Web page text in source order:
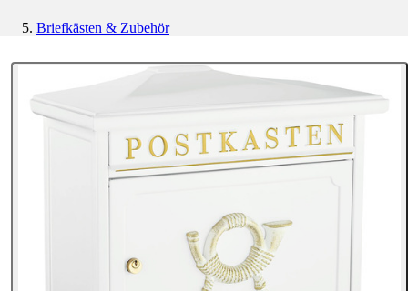
Briefkästen & Zubehör